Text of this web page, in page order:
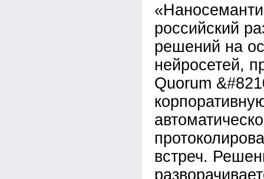
российский
решений на
нейросетей,
Quorum
встреч.